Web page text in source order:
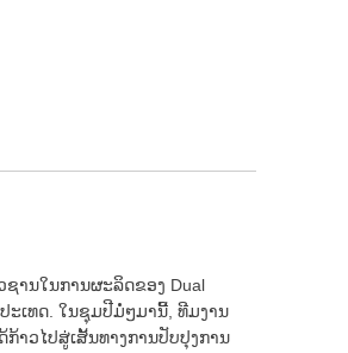
ານໃນການຜະລິດຂອງ Dual
ະເທດ. ໃນຊຸມປີມໍ່ໆມານີ້, ທີມງານ
າວໄປສູ່ເສັ້ນທາງການປັບປຸງການ